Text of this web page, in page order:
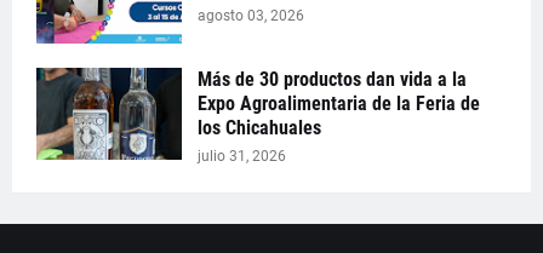
agosto 03, 2026
Más de 30 productos dan vida a la
Expo Agroalimentaria de la Feria de
los Chicahuales
julio 31, 2026